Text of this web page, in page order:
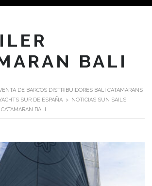
BALI
DE BARCOS DISTRIBUIDORES BALI CATAMARANS
SUR DE ESPAÑA >
NOTICIAS SUN SAILS
BALI